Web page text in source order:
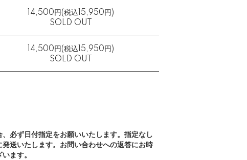
14,500円(税込15,950円)
SOLD OUT
14,500円(税込15,950円)
SOLD OUT
必ず日付指定をお願いいたします。指定なし
送いたします。お問い合わせへの返答にお時
ます。